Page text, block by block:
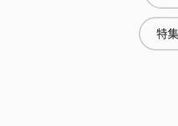
特集